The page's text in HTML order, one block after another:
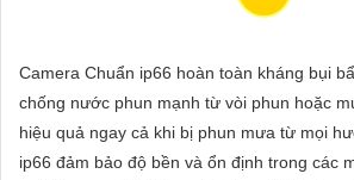
VẤN
DỊCH
VỤ
Camera Chuẩn ip66 hoàn toàn kháng bụi
chống nước phun mạnh từ vòi phun hoặc
hiệu quả ngay cả khi bị phun mưa từ mọi
ip66 đảm bảo độ bền và ổn định trong các